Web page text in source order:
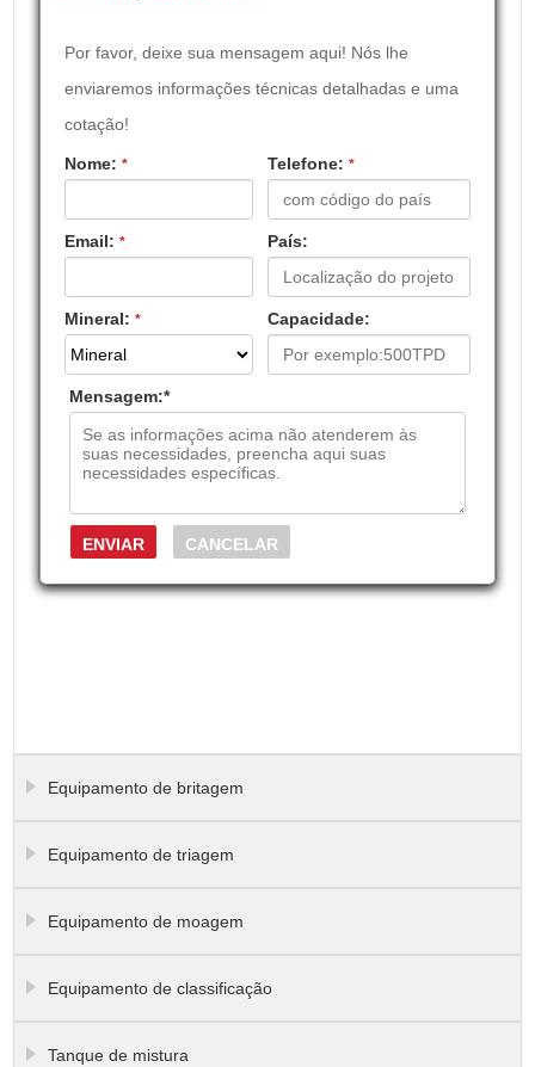
Por favor, deixe sua mensagem aqui! Nós lhe
enviaremos informações técnicas detalhadas e uma
cotação!
Nome:* Telefone: *
Email:* País:
Mineral:* Capacidade:
Mensagem:*
Equipamento de britagem
Equipamento de triagem
Equipamento de moagem
Equipamento de classificação
Tanque de mistura